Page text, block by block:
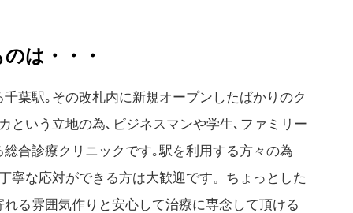
は・・・
葉駅｡その改札内に新規オープンしたばかりのク
という立地の為､ビジネスマンや学生､ファミリー
合診療クリニックです｡駅を利用する方々の為
寧な応対ができる方は大歓迎です。ちょっとした
る雰囲気作りと安心して治療に専念して頂ける